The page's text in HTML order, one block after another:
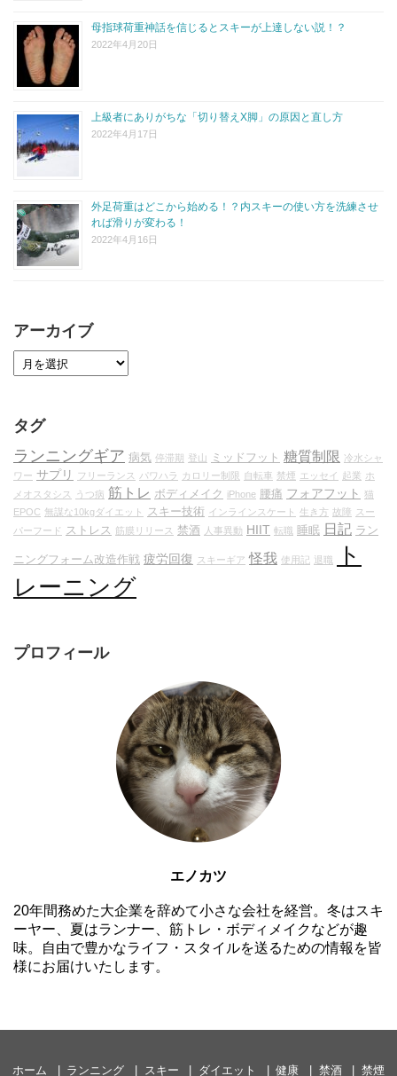
母指球荷重神話を信じるとスキーが上達しない説！？
2022年4月20日
上級者にありがちな「切り替えX脚」の原因と直し方
2022年4月17日
外足荷重はどこから始める！？内スキーの使い方を洗練させ
れば滑りが変わる！
2022年4月16日
アーカイブ
タグ
ランニングギア 病気 停滞期 登山 ミッドフット 糖質制限 冷水シャ
ワー サプリ フリーランス パワハラ カロリー制限 自転車 禁煙 エッセイ 起業 ホ
メオスタシス
うつ病 筋トレ ボディメイク iPhone 腰痛 フォアフット 猫
EPOC 無謀な10kgダイエット スキー技術 インラインスケート 生き方 故障 スー
パーフード ストレス 筋膜リリース 禁酒 人事異動 HIIT 転職 睡眠 日記 ラン
ニングフォーム改造作戦 疲労回復 スキーギア 怪我 使用記 退職
ト
レーニング
プロフィール
エノカツ
20年間務めた大企業を辞めて小さな会社を経営。冬はスキ
ーヤー、夏はランナー、筋トレ・ボディメイクなどが趣
味。自由で豊かなライフ・スタイルを送るための情報を皆
様にお届けいたします。
ホーム ランニング スキー ダイエット 健康 禁酒 禁煙